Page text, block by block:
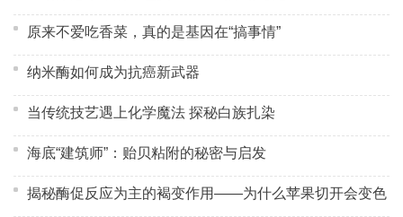
原来不爱吃香菜，真的是基因在“搞事情”
纳米酶如何成为抗癌新武器
当传统技艺遇上化学魔法 探秘白族扎染
海底“建筑师”：贻贝粘附的秘密与启发
揭秘酶促反应为主的褐变作用——为什么苹果切开会变色